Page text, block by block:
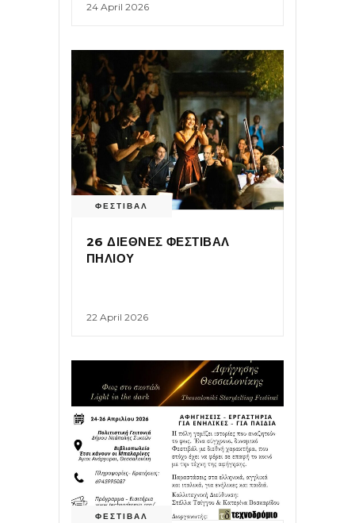
24 April 2026
ΦΕΣΤΙΒΑΛ
26 ΔΙΕΘΝΕΣ ΦΕΣΤΙΒΑΛ
ΠΗΛΙΟΥ
22 April 2026
ΦΕΣΤΙΒΑΛ